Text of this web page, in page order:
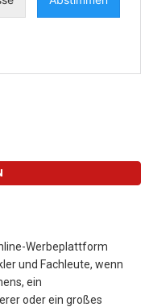
Werbeplattform
und Fachleute, wenn
ein
oder ein großes